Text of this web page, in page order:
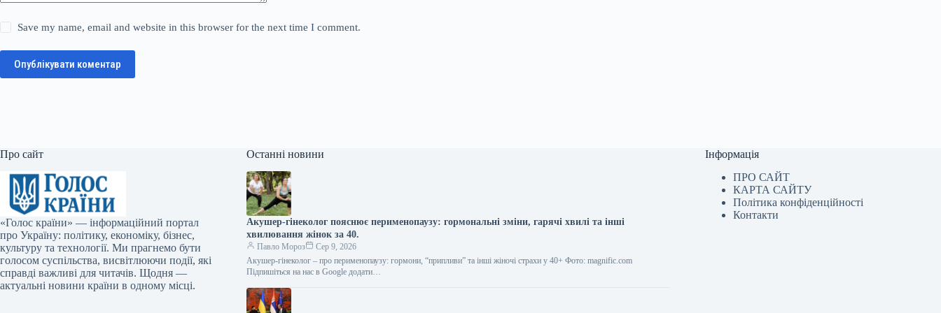
Save my name, email and website in this browser for the next time I comment.
Опублікувати коментар
Про сайт
«Голос країни» — інформаційний портал
про Україну: політику, економіку, бізнес,
культуру та технології. Ми прагнемо бути
голосом суспільства, висвітлюючи події, які
справді важливі для читачів. Щодня —
актуальні новини країни в одному місці.
Останні новини
Акушер-гінеколог пояснює перименопаузу: гормональні зміни, гарячі хвилі та інші
хвилювання жінок за 40.
Павло Мороз
Сер 9, 2026
Акушер-гінеколог – про перименопаузу: гормони, “припливи” та інші жіночі страхи у 40+ Фото: magnific.com
Підпишіться на нас в Google додати…
Інформація
ПРО САЙТ
КАРТА САЙТУ
Політика конфіденційності
Контакти